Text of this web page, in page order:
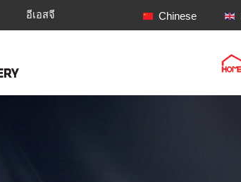
อีเอสจี Chinese